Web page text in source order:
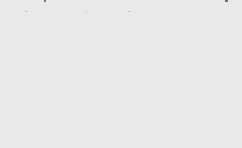
de ses données